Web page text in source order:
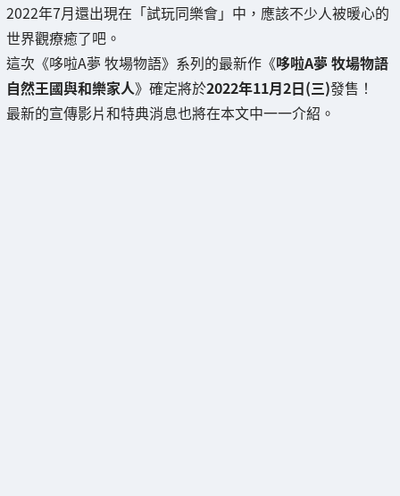
2022年7月還出現在「試玩同樂會」中，應該不少人被暖心的
世界觀療癒了吧。
這次《哆啦A夢 牧場物語》系列的最新作《哆啦A夢 牧場物語
自然王國與和樂家人》確定將於2022年11月2日(三)發售！
最新的宣傳影片和特典消息也將在本文中一一介紹。